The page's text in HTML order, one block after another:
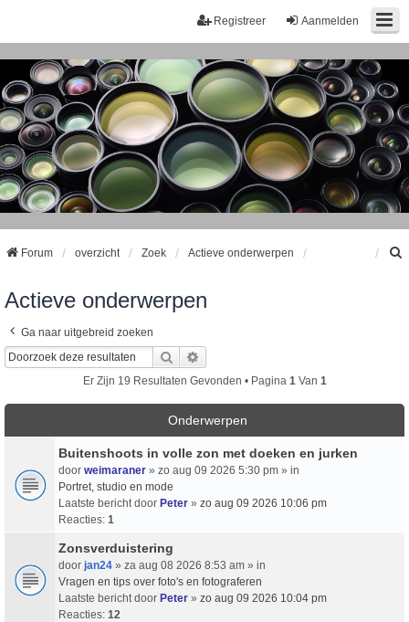
Aanmelden
Registreer
Forum overzicht Zoek Actieve onderwerpen
Actieve onderwerpen
Ga naar uitgebreid zoeken
Zoek
Er Zijn 19 Resultaten Gevonden • Pagina 1 Van 1
Onderwerpen
Buitenshoots in volle zon met doeken en jurken
door weimaraner » zo aug 09 2026 5:30 pm » in
Portret, studio en mode
Laatste bericht door Peter » zo aug 09 2026 10:06 pm
Reacties: 1
Zonsverduistering
door jan24 » za aug 08 2026 8:53 am » in
Vragen en tips over foto's en fotograferen
Laatste bericht door Peter » zo aug 09 2026 10:04 pm
Reacties: 12